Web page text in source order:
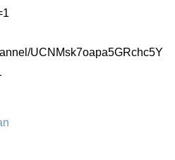
UCNMsk7oapa5GRchc5Y